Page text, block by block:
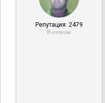
Репутация: 2479
В отпуске